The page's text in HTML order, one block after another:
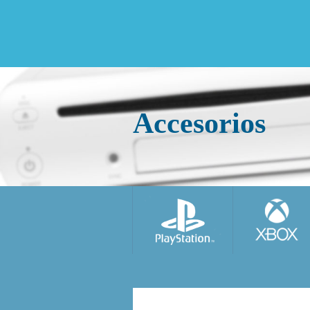
Accesorios